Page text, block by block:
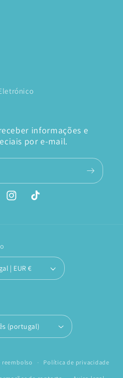
informações e
por e-mail.
InstagramTikTok
Portugal | EUR €
(portugal)
reembolso Política de privacidade